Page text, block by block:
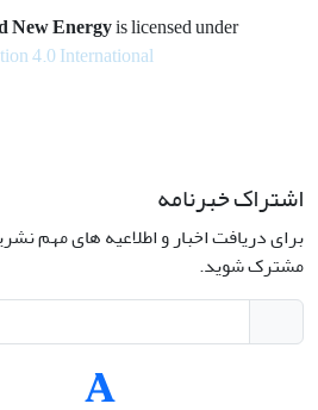
New Energyis licensed under
4.0 International
اشتراک خبرنامه
برای دریافت اخبار و اطلاعیه های مهم
مشترک شوید.